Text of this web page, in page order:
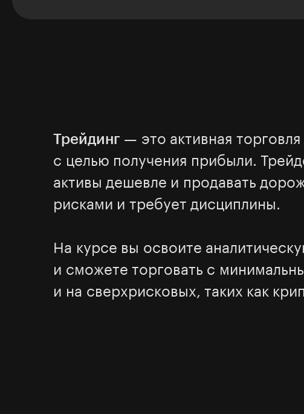
Трейдинг — это активная
с целью получения прибыли.
активы дешевле и продавать
рисками и требует дисциплины.
На курсе вы освоите
и сможете торговать с
и на сверхрисковых, таких как